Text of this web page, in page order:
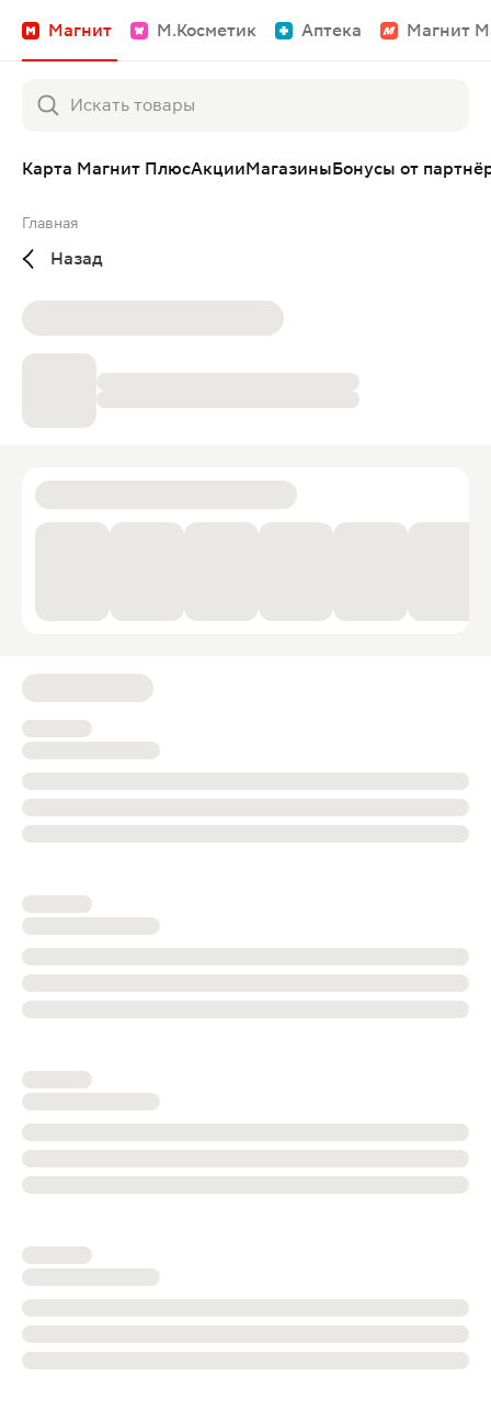
Магнит М.Косметик Аптека Магнит
Карта Магнит ПлюсАкцииМагазиныБонусы от
Главная
Назад